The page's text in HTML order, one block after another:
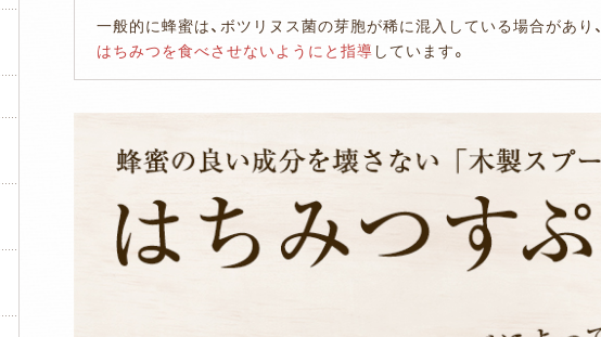
一般的に蜂蜜は、ボツリヌス菌の芽胞が稀に混入している場合があり、
はちみつを食べさせないようにと指導 しています。